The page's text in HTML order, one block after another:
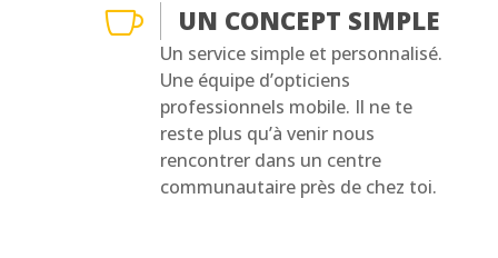
 UN CONCEPT SIMPLE
Un service simple et personnalisé.
Une équipe d’opticiens
professionnels mobile. Il ne te
reste plus qu’à venir nous
rencontrer dans un centre
communautaire près de chez toi.